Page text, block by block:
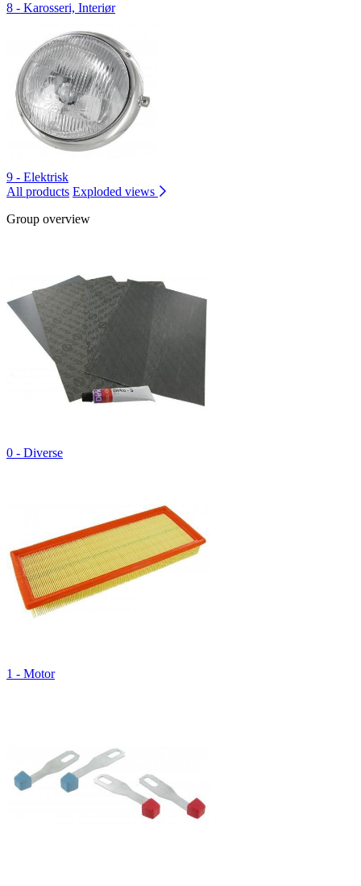
8 - Karosseri, Interiør
9 - Elektrisk
All products Exploded views
Group overview
0 - Diverse
1 - Motor